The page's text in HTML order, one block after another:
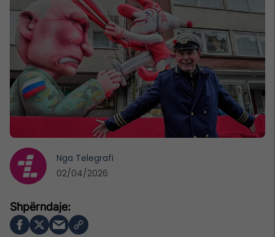
Nga Telegrafi
02/04/2026